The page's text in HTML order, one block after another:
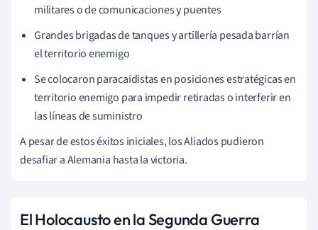
militares o de comunicaciones y puentes
Grandes brigadas de tanques y artillería pesada barrían
el territorio enemigo
Se colocaron paracaidistas en posiciones estratégicas en
territorio enemigo para impedir retiradas o interferir en
las líneas de suministro
A pesar de estos éxitos iniciales, los Aliados pudieron
desafiar a Alemania hasta la victoria.
El Holocausto en la Segunda Guerra